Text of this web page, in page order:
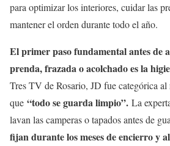
para optimizar los interiores, cuidar las
mantener el orden durante todo el año.
El primer paso fundamental antes de
prenda, frazada o acolchado es la
Tres TV de Rosario, JD fue categórica al
que “todo se guarda limpio”. La
lavan las camperas o tapados antes de
fijan durante los meses de encierro y